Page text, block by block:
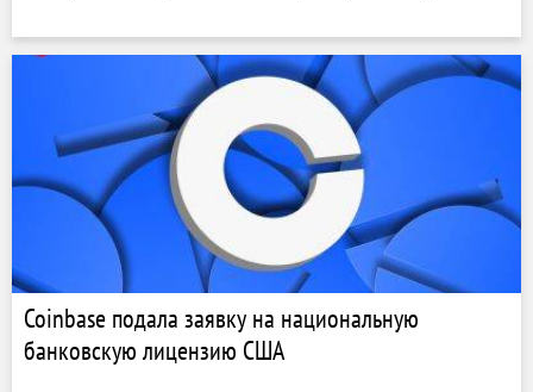
Coinbase подала заявку на национальную
банковскую лицензию США